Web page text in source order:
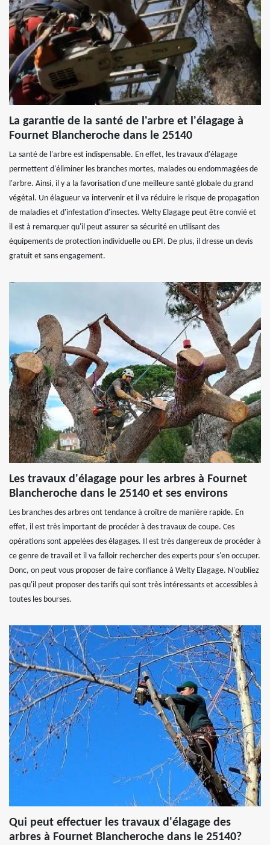
La garantie de la santé de l'arbre et l'élagage à
Fournet Blancheroche dans le 25140
La santé de l'arbre est indispensable. En effet, les travaux d'élagage
permettent d'éliminer les branches mortes, malades ou endommagées de
l'arbre. Ainsi, il y a la favorisation d'une meilleure santé globale du grand
végétal. Un élagueur va intervenir et il va réduire le risque de propagation
de maladies et d'infestation d'insectes. Welty Elagage peut être convié et
il est à remarquer qu'il peut assurer sa sécurité en utilisant des
équipements de protection individuelle ou EPI. De plus, il dresse un devis
gratuit et sans engagement.
Les travaux d'élagage pour les arbres à Fournet
Blancheroche dans le 25140 et ses environs
Les branches des arbres ont tendance à croître de manière rapide. En
effet, il est très important de procéder à des travaux de coupe. Ces
opérations sont appelées des élagages. Il est très dangereux de procéder à
ce genre de travail et il va falloir rechercher des experts pour s'en occuper.
Donc, on peut vous proposer de faire confiance à Welty Elagage. N'oubliez
pas qu'il peut proposer des tarifs qui sont très intéressants et accessibles à
toutes les bourses.
Qui peut effectuer les travaux d'élagage des
arbres à Fournet Blancheroche dans le 25140?